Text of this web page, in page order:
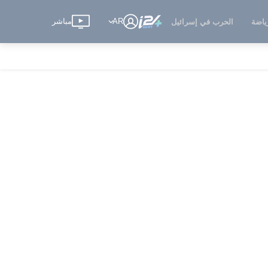
الحرب في إسرائيل AR مباشر